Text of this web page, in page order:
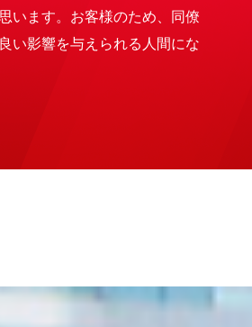
います。お客様のため、同僚
い影響を与えられる人間にな